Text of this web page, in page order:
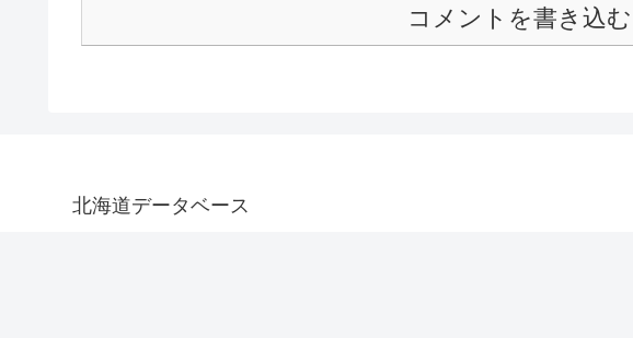
コメントを書き込む
北海道データベース